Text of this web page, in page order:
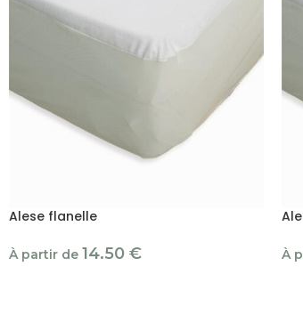
Alese flanelle
À partir de 14.50 € À